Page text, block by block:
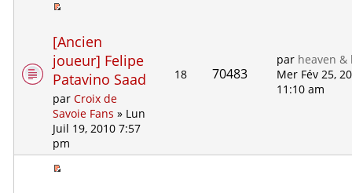
[Ancien
joueur] Felipe
Patavino Saad
parCroix de
Savoie Fans » Lun
Juil 19, 2010 7:57
pm
18 70483
par heaven &
Mer Fév 25,
11:10 am